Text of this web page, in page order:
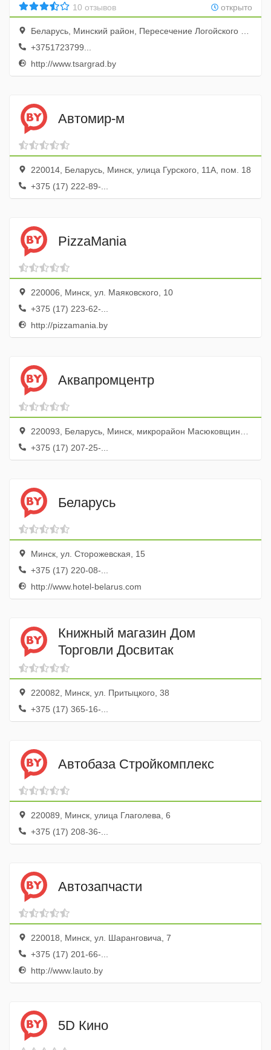
открыто
10 отзывов
Беларусь, Минский район, Пересечение Логойского тракта и МКАД
+3751723799...
http://www.tsargrad.by
Автомир-м
220014, Беларусь, Минск, улица Гурского, 11А, пом. 18
+375 (17) 222-89-...
PizzaMania
220006, Минск, ул. Маяковского, 10
+375 (17) 223-62-...
http://pizzamania.by
Аквапромцентр
220093, Беларусь, Минск, микрорайон Масюковщина-1, 6-й Путепроводный переулок, 11
+375 (17) 207-25-...
Беларусь
Минск, ул. Сторожевская, 15
+375 (17) 220-08-...
http://www.hotel-belarus.com
Книжный магазин Дом
Торговли Досвитак
220082, Минск, ул. Притыцкого, 38
+375 (17) 365-16-...
Автобаза Стройкомплекс
220089, Минск, улица Глаголева, 6
+375 (17) 208-36-...
Автозапчасти
220018, Минск, ул. Шаранговича, 7
+375 (17) 201-66-...
http://www.lauto.by
5D Кино